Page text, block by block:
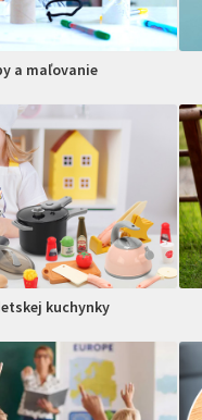
a maľovanie
kuchynky